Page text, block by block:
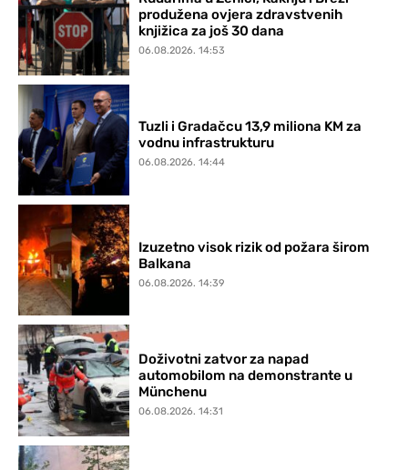
produžena ovjera zdravstvenih
knjižica za još 30 dana
06.08.2026. 14:53
Tuzli i Gradačcu 13,9 miliona KM za
vodnu infrastrukturu
06.08.2026. 14:44
Izuzetno visok rizik od požara širom
Balkana
06.08.2026. 14:39
Doživotni zatvor za napad
automobilom na demonstrante u
Münchenu
06.08.2026. 14:31